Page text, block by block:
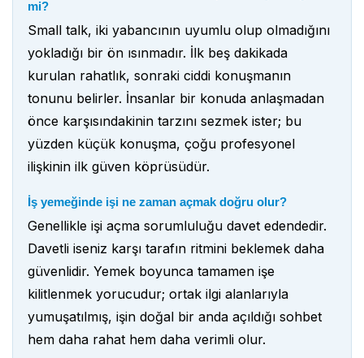
mi?
Small talk, iki yabancının uyumlu olup olmadığını
yokladığı bir ön ısınmadır. İlk beş dakikada
kurulan rahatlık, sonraki ciddi konuşmanın
tonunu belirler. İnsanlar bir konuda anlaşmadan
önce karşısındakinin tarzını sezmek ister; bu
yüzden küçük konuşma, çoğu profesyonel
ilişkinin ilk güven köprüsüdür.
İş yemeğinde işi ne zaman açmak doğru olur?
Genellikle işi açma sorumluluğu davet edendedir.
Davetli iseniz karşı tarafın ritmini beklemek daha
güvenlidir. Yemek boyunca tamamen işe
kilitlenmek yorucudur; ortak ilgi alanlarıyla
yumuşatılmış, işin doğal bir anda açıldığı sohbet
hem daha rahat hem daha verimli olur.